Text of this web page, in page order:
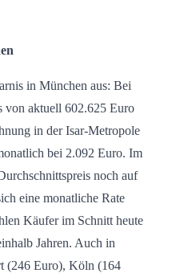
in München aus: Bei
von aktuell 602.625 Euro
in der Isar-Metropole
bei 2.092 Euro. Im
noch auf
eine monatliche Rate
Käufer im Schnitt heute
Jahren. Auch in
(246 Euro), Köln (164